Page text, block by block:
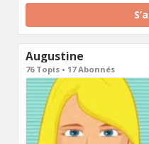
Augustine
76 Topis • 17 Abonnés